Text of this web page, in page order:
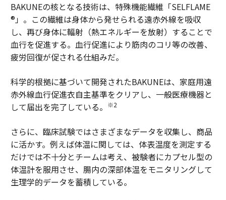
BAKUNEの核となる技術は、特殊機能繊維「SELFLAME
®」。この繊維は身体から発せられる遠赤外線を吸収
し、再び身体に輻射（熱エネルギーを放射）することで
血行を促進する。血行促進により筋肉のコリ等の改善、
疲労回復が促される仕組みだ。
科学的根拠に基づいて開発されたBAKUNEは、家庭用遠
赤外線血行促進衣自主基準をクリアし、一般医療機器と
して届出を完了している。
※2
さらに、臨床試験ではさまざまなデータを収集し、商品
に活かす。例えば体温に関しては、体表温度を測定する
だけでは不十分とチームは考え、被験者にカプセル型の
体温計を服用させ、腸内の深部体温をモニタリングして
生理学的データを蓄積している。